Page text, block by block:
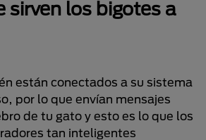
sirven los bigotes a
están conectados a su sistema
por lo que envían mensajes
de tu gato y esto es lo que los
tan inteligentes